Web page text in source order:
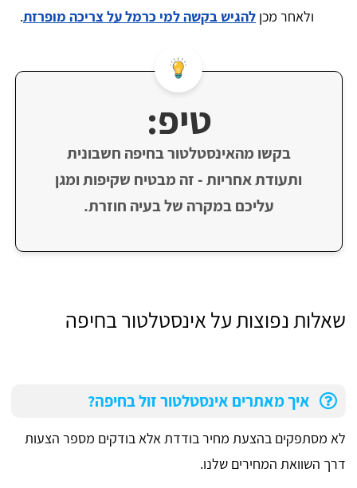
ולאחר מכן להגיש בקשה למי כרמל על צריכה מופרזת.
טיפ:
בקשו מהאינסטלטור בחיפה חשבונית
ותעודת אחריות - זה מבטיח שקיפות ומגן
עליכם במקרה של בעיה חוזרת.
שאלות נפוצות על אינסטלטור בחיפה
איך מאתרים אינסטלטור זול בחיפה?
לא מסתפקים בהצעת מחיר בודדת אלא בודקים מספר הצעות
דרך השוואת המחירים שלנו.